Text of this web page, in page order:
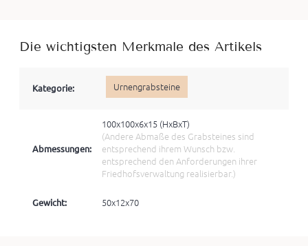
Die wichtigsten Merkmale des Artikels
Kategorie: Urnengrabsteine
Abmessungen:
100x100x6x15 (HxBхT)
(Andere Abmaße des Grabsteines sind
entsprechend ihrem Wunsch bzw.
entsprechend den Anforderungen ihrer
Friedhofsverwaltung realisierbar.)
Gewicht: 50x12x70